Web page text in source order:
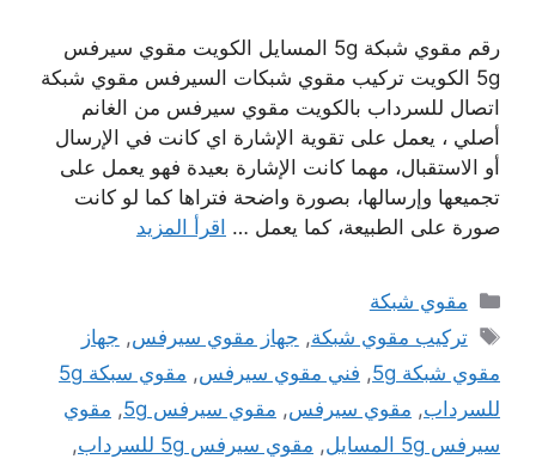
رقم مقوي شبكة 5g المسايل الكويت مقوي سيرفس
5g الكويت تركيب مقوي شبكات السيرفس مقوي شبكة
اتصال للسرداب بالكويت مقوي سيرفس من الغانم
أصلي ، يعمل على تقوية الإشارة اي كانت في الإرسال
أو الاستقبال، مهما كانت الإشارة بعيدة فهو يعمل على
تجميعها وإرسالها، بصورة واضحة فتراها كما لو كانت
صورة على الطبيعة، كما يعمل … اقرأ المزيد
التصنيفات
مقوي شبكة
الوسوم
تركيب مقوي شبكة, جهاز مقوي سيرفس, جهاز
مقوي شبكة 5g
, فني مقوي سيرفس,
مقوي سبكة 5g
للسرداب, مقوي سيرفس, مقوي سيرفس 5g , مقوي
سيرفس 5g المسايل
, مقوي سيرفس 5g للسرداب
,